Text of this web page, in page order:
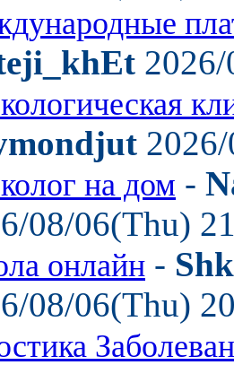
на дом -
08/06(Thu)
онлайн -
08/06(Thu)